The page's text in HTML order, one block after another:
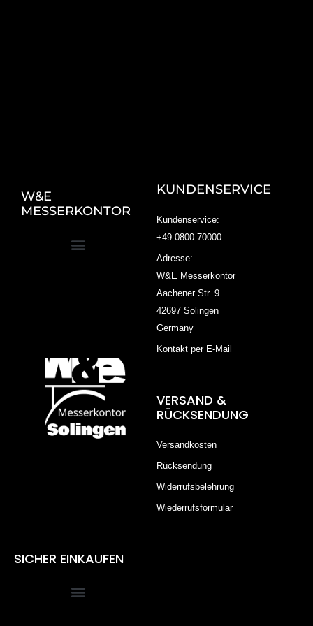
W&E
MESSERKONTOR
KUNDENSERVICE
Kundenservice:
+49 0800 70000
Adresse:
W&E Messerkontor
Aachener Str. 9
42697 Solingen
Germany
Kontakt per E-Mail
VERSAND &
RÜCKSENDUNG
Versandkosten
Rücksendung
Widerrufsbelehrung
Wiederrufsformular
SICHER EINKAUFEN